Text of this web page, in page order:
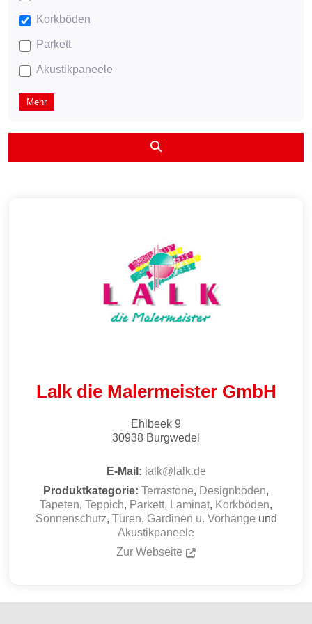
Korkböden
Parkett
Akustikpaneele
Mehr
Lalk die Malermeister GmbH
Ehlbeek 9
30938 Burgwedel
E-Mail: lalk@ lalk.de
Produktkategorie: Terrastone, Designböden,
Tapeten, Teppich, Parkett, Laminat, Korkböden,
Sonnenschutz, Türen, Gardinen u. Vorhänge und
Akustikpaneele
Zur Webseite